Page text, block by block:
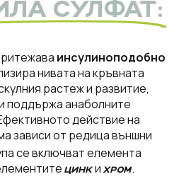
СУЛФАТ:
инсулиноподобно
нивата на кръвната
растеж и развитие,
поддържа анаболните
действие на
зависи от редица външни
се включват елемента
ЦИНК иХРОМ.